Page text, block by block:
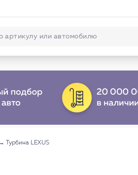
→ Турбина LEXUS